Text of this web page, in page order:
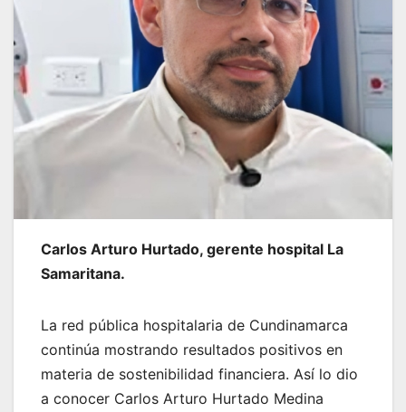
Carlos Arturo Hurtado, gerente hospital La
Samaritana.
La red pública hospitalaria de Cundinamarca
continúa mostrando resultados positivos en
materia de sostenibilidad financiera. Así lo dio
a conocer Carlos Arturo Hurtado Medina